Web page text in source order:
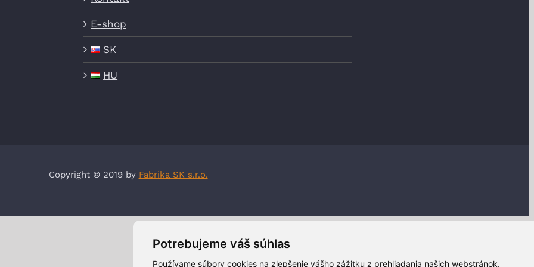
Potrebujeme váš súhlas
Používame súbory cookies na zlepšenie vášho zážitku z prehliadania našich webstránok.
E-shop
SK
HU
Copyright © 2019 by Fabrika SK s.r.o.